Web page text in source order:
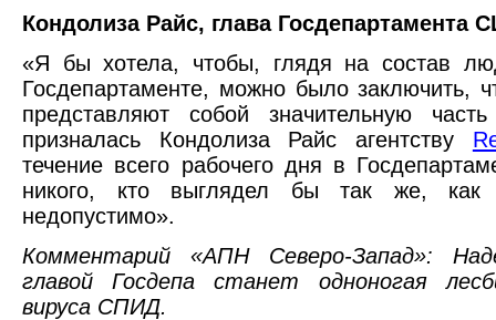
Кондолиза Райс, глава Госдепартамента
«Я бы хотела, чтобы, глядя на состав
Госдепартаменте, можно было заключить,
представляют собой значительную
призналась Кондолиза Райс агентству
течение всего рабочего дня в
никого, кто выглядел бы так же,
недопустимо».
Комментарий «АПН Северо-Запад»:
главой Госдепа станет одноногая
вируса СПИД.